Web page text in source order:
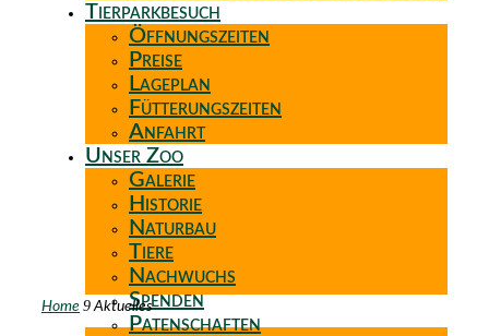
Tierparkbesuch
Öffnungszeiten
Preise
Lageplan
Fütterungszeiten
Anfahrt
Unser Zoo
Galerie
Historie
Naturbau
Tiere
Nachwuchs
Spenden
Patenschaften
Home 9 Aktuelles